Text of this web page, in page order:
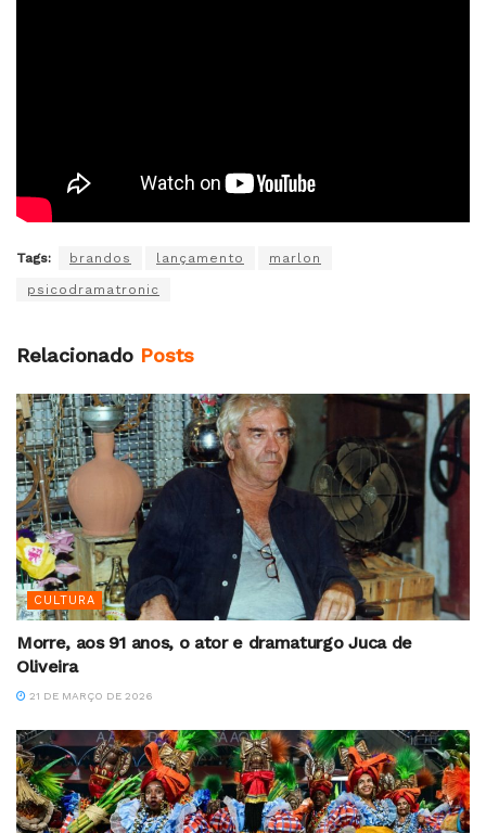
Tags: brandos lançamento marlon
psicodramatronic
Relacionado Posts
CULTURA
Morre, aos 91 anos, o ator e dramaturgo Juca de
Oliveira
21 DE MARÇO DE 2026